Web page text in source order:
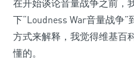
在开始谈论音量战争之前，
下“Loudness War音量战争
方式来解释，我觉得维基百
懂的。